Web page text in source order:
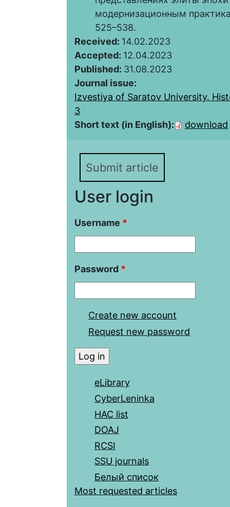
модернизационным
525–538.
Received: 14.02.2023
Accepted: 12.04.2023
Published: 31.08.2023
Journal issue:
Izvestiya of Saratov University.
3
Short text (in English):
download
Submit article
User login
Username *
Password *
Create new account
Request new password
eLibrary
CyberLeninka
HAC list
DOAJ
RCSI
SSU journals
Белый список
Most requested articles